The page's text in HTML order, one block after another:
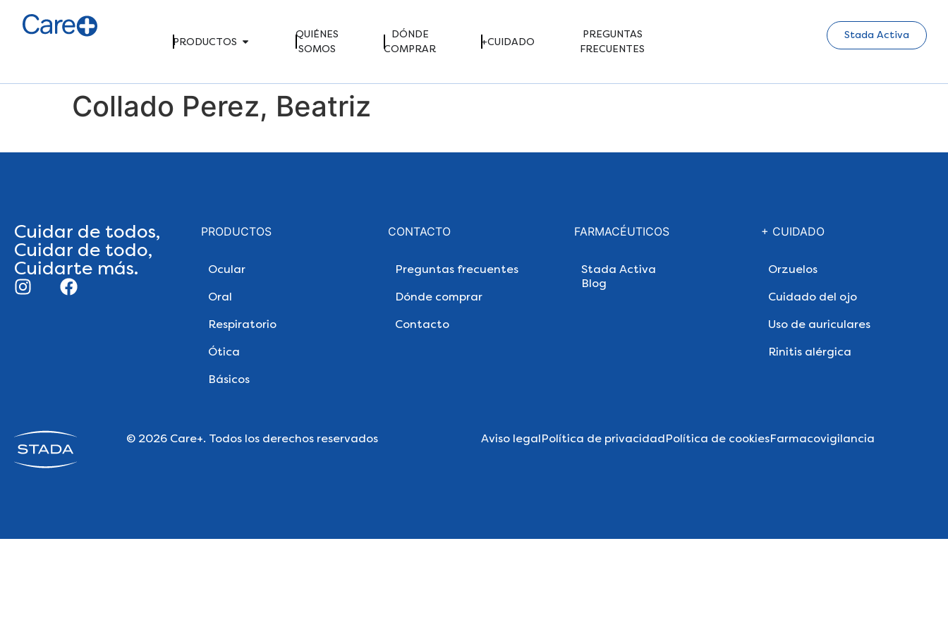
PRODUCTOS
QUIÉNES
SOMOS
DÓNDE
COMPRAR
+CUIDADO
PREGUNTAS
FRECUENTES
Stada Activa
Collado Perez, Beatriz
Cuidar de todos,
Cuidar de todo,
Cuidarte más.
PRODUCTOS
Ocular
Oral
Respiratorio
Ótica
Básicos
CONTACTO
Preguntas frecuentes
Dónde comprar
Contacto
FARMACÉUTICOS
Stada Activa
Blog
+ CUIDADO
Orzuelos
Cuidado del ojo
Uso de auriculares
Rinitis alérgica
© 2026 Care+. Todos los derechos reservados Aviso legalPolítica de privacidadPolítica de cookiesFarmacovigilancia